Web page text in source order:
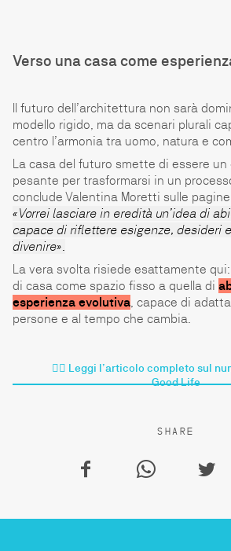
Verso una casa come
Il futuro dell’architettura non sarà
modello rigido, ma da scenari plurali
centro l’armonia tra uomo, natura e
La casa del futuro smette di essere
pesante per trasformarsi in un
conclude Valentina Moretti sulle
«Vorrei lasciare in eredità un’idea di
capace di riflettere esigenze, desideri
divenire».
La vera svolta risiede esattamente
di casa come spazio fisso a quella di
esperienza evolutiva, capace di
persone e al tempo che cambia.
👉🏼 Leggi l’articolo completo sul
Good Life
SHARE
f w t